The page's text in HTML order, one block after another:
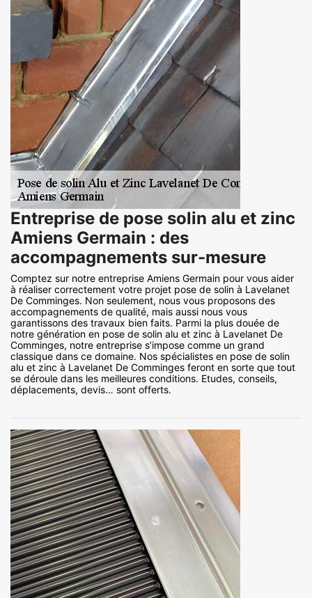
Entreprise de pose solin alu et zinc
Amiens Germain : des
accompagnements sur-mesure
Comptez sur notre entreprise Amiens Germain pour vous aider
à réaliser correctement votre projet pose de solin à Lavelanet
De Comminges. Non seulement, nous vous proposons des
accompagnements de qualité, mais aussi nous vous
garantissons des travaux bien faits. Parmi la plus douée de
notre génération en pose de solin alu et zinc à Lavelanet De
Comminges, notre entreprise s’impose comme un grand
classique dans ce domaine. Nos spécialistes en pose de solin
alu et zinc à Lavelanet De Comminges feront en sorte que tout
se déroule dans les meilleures conditions. Etudes, conseils,
déplacements, devis… sont offerts.